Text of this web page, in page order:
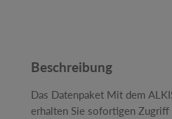
Beschreibung
Das Datenpaket Mit dem
erhalten Sie sofortigen Zugriff